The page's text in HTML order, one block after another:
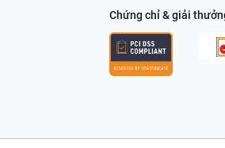
Chứng chỉ & giải